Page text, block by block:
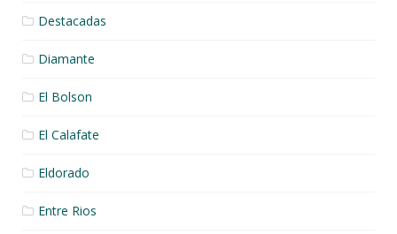
Destacadas
Diamante
El Bolson
El Calafate
Eldorado
Entre Rios